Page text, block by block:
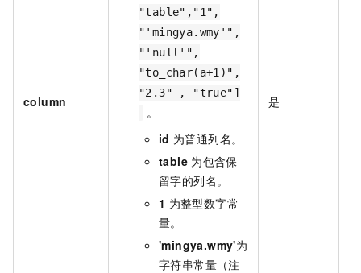
column
"table","1",
"'mingya.wmy'",
"'null'",
"to_char(a+1)",
"2.3" , "true"]
。
id 为普通列名。
table 为包含保
留字的列名。
1 为整型数字常
量。
'mingya.wmy'为
字符串常量（注
是